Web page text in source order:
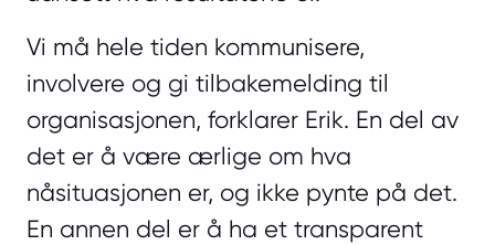
Vi må hele tiden kommunisere,
involvere og gi tilbakemelding til
organisasjonen, forklarer Erik. En del av
det er å være ærlige om hva
nåsituasjonen er, og ikke pynte på det.
En annen del er å ha et transparent